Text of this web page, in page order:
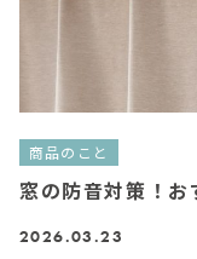
商品のこと
窓の防音対策！
2026.03.23